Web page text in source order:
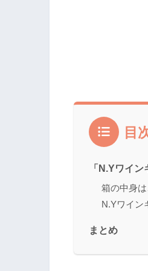
目
「N.Yワイ
箱の中身
N.Yワイン
まとめ